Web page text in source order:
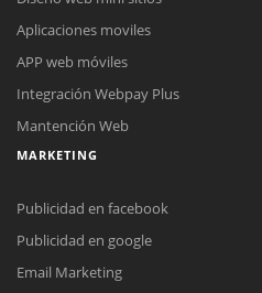
Aplicaciones moviles
APP web móviles
Integración Webpay Plus
Mantención Web
MARKETING
Publicidad en facebook
Publicidad en google
Email Marketing